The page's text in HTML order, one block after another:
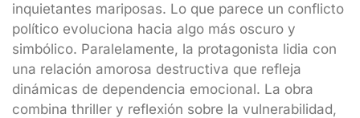
inquietantes mariposas. Lo que parece un conflicto
político evoluciona hacia algo más oscuro y
simbólico. Paralelamente, la protagonista lidia con
una relación amorosa destructiva que refleja
dinámicas de dependencia emocional. La obra
combina thriller y reflexión sobre la vulnerabilidad,